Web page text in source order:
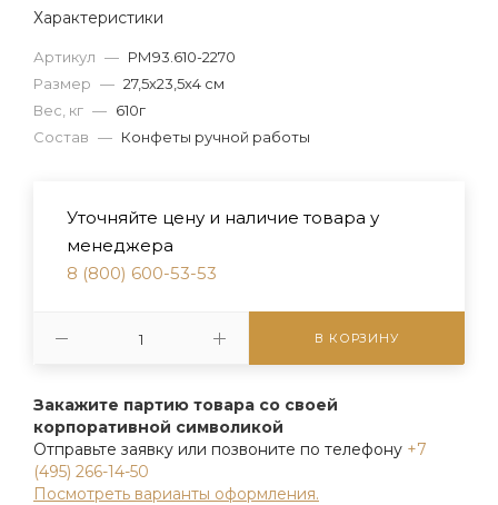
Характеристики
Артикул — РМ93.610-2270
Размер — 27,5х23,5х4 см
Вес, кг — 610г
Состав — Конфеты ручной работы
Уточняйте цену и наличие товара у
менеджера
8 (800) 600-53-53
В КОРЗИНУ
Закажите партию товара со своей
корпоративной символикой
Отправьте заявку или позвоните по телефону +7
(495) 266-14-50
Посмотреть варианты оформления.